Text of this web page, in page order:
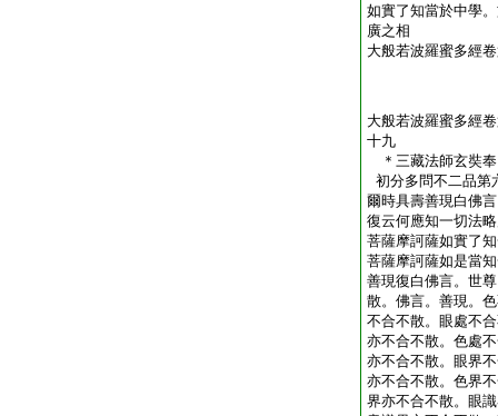
如實了知當於中學
廣之相
大般若波羅蜜多經
大般若波羅蜜多經
十九
＊三藏法師玄
初分多問不二品第
爾時具壽善現白佛
復云何應知一切法
菩薩摩訶薩如實了
菩薩摩訶薩如是當
善現復白佛言。世
散。佛言。善現。
不合不散。眼處不
亦不合不散。色處
亦不合不散。眼界
亦不合不散。色界
界亦不合不散。眼